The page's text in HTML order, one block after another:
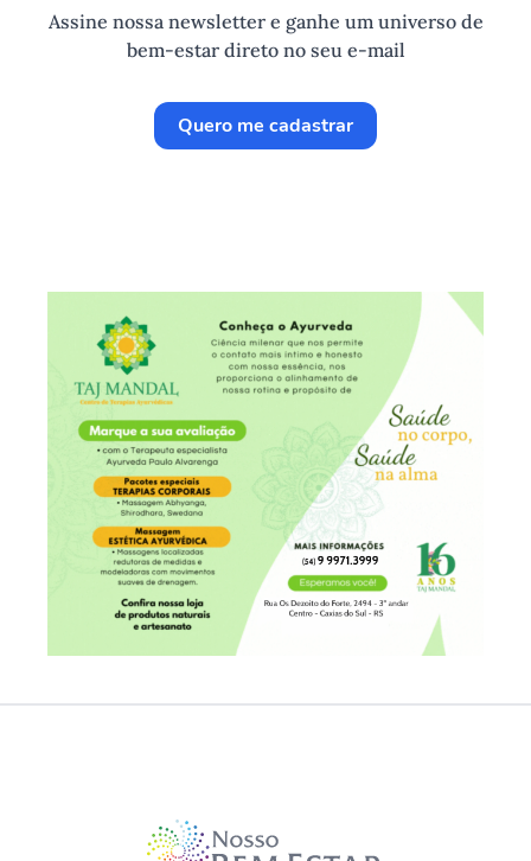
Assine nossa newsletter e ganhe um universo de
bem-estar direto no seu e-mail
Quero me cadastrar